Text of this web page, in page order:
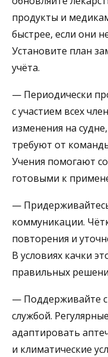
продукты и
быстрее, если они
Установите план
учёта.
— Периодически
с участием всех
изменения на
требуют от
Учения помогают
готовыми к
—
коммуникации.
повторения и
В условиях качки
правильных
— Поддерживайте
службой.
адаптировать
и климатические